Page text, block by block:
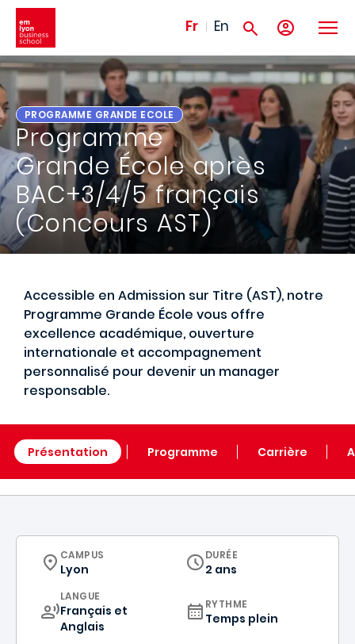
Aller au contenu principal
Fr En
PROGRAMME GRANDE ECOLE
Programme
Grande École après
BAC+3/4/5 français
(Concours AST)
Accessible en Admission sur Titre (AST), notre
Programme Grande École vous offre
excellence académique, ouverture
internationale et accompagnement
personnalisé pour devenir un manager
responsable.
Présentation Programme Carrière
CURRICULUM
CAMPUS
Lyon
DURÉE
2 ans
CURRICULUM
LANGUE
Français et
Anglais
RYTHME
Temps plein